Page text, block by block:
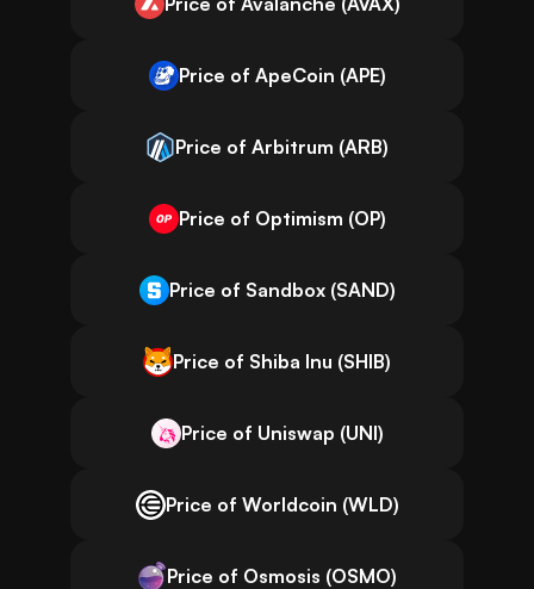
Price of ApeCoin (APE)
Price of Arbitrum (ARB)
Price of Optimism (OP)
Price of Sandbox (SAND)
Price of Shiba Inu (SHIB)
Price of Uniswap (UNI)
Price of Worldcoin (WLD)
Price of Osmosis (OSMO)